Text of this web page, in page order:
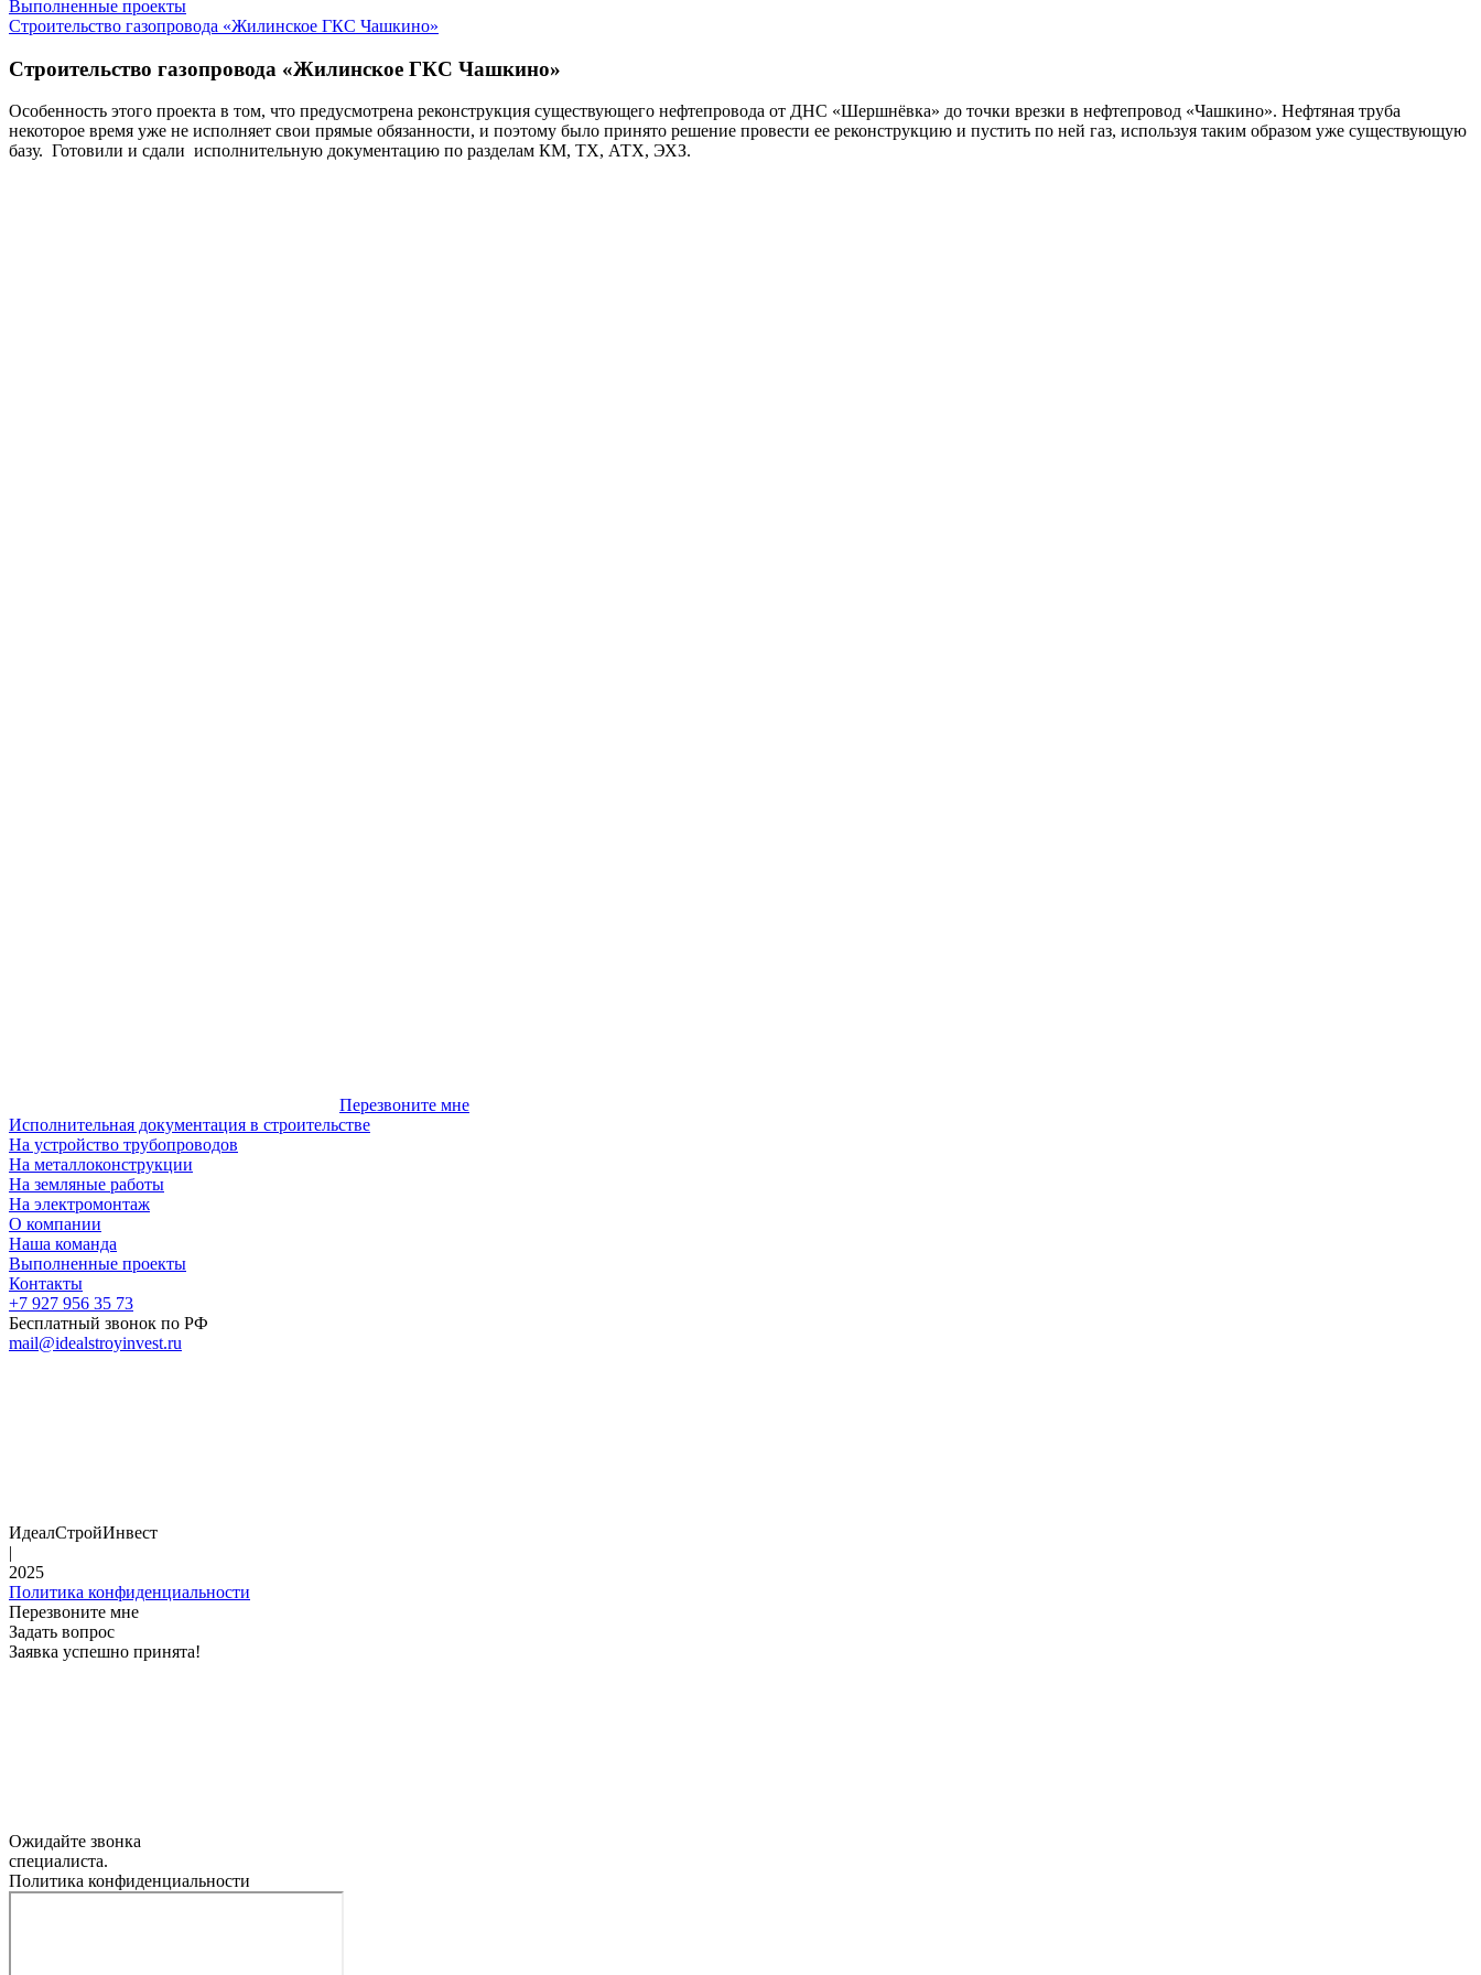
Выполненные проекты
Строительство газопровода «Жилинское ГКС Чашкино»
Строительство газопровода «Жилинское ГКС Чашкино»
Особенность этого проекта в том, что предусмотрена реконструкция существующего нефтепровода от ДНС «Шершнёвка» до точки врезки в нефтепровод «Чашкино». Нефтяная труба
некоторое время уже не исполняет свои прямые обязанности, и поэтому было принято решение провести ее реконструкцию и пустить по ней газ, используя таким образом уже существующую
базу. Готовили и сдали исполнительную документацию по разделам КМ, ТХ, АТХ, ЭХЗ.
Перезвоните мне
Исполнительная документация в строительстве
На устройство трубопроводов
На металлоконструкции
На земляные работы
На электромонтаж
О компании
Наша команда
Выполненные проекты
Контакты
+7 927 956 35 73
Бесплатный звонок по РФ
mail@idealstroyinvest.ru
ИдеалСтройИнвест
|
2025
Политика конфиденциальности
Перезвоните мне
Задать вопрос
Заявка успешно принята!
Ожидайте звонка
специалиста.
Политика конфиденциальности